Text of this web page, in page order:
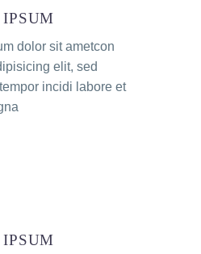
dolor sit ametcon
elit, sed
incidi labore et